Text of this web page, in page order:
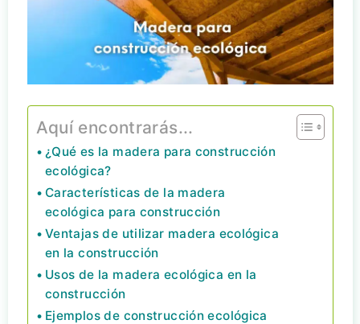
Aquí encontrarás...
¿Qué es la madera para construcción
ecológica?
Características de la madera
ecológica para construcción
Ventajas de utilizar madera ecológica
en la construcción
Usos de la madera ecológica en la
construcción
Ejemplos de construcción ecológica